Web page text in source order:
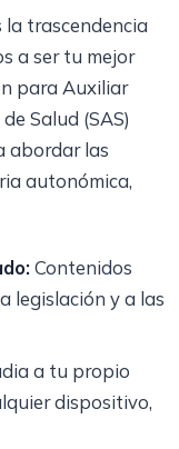
la trascendencia
a ser tu mejor
para Auxiliar
Salud (SAS)
abordar las
autonómica,
Contenidos
legislación y a las
a tu propio
dispositivo,